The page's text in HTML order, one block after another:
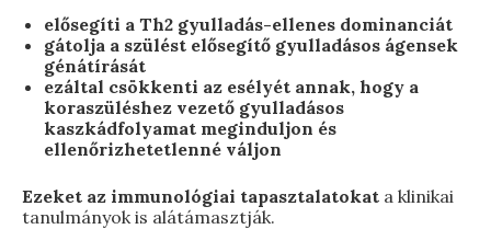
elősegíti a Th2 gyulladás-ellenes dominanciát
gátolja a szülést elősegítő gyulladásos ágensek
génátírását
ezáltal csökkenti az esélyét annak, hogy a
koraszüléshez vezető gyulladásos
kaszkádfolyamat meginduljon és
ellenőrizhetetlenné váljon
Ezeket az immunológiai tapasztalatokat a klinikai
tanulmányok is alátámasztják.